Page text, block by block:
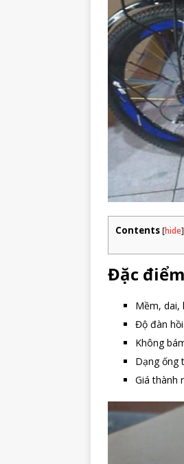
Contents [hide]
Đặc
Mềm, dai,
Độ đàn
Không
Dạng ống
Giá thành